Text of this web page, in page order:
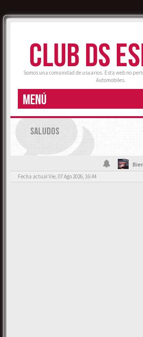
CLUB DS
Somos una comunidad de usuarios. Esta web no
Automobiles.
MENÚ
SALUDOS
Fecha actual Vie, 07 Ago 2026, 16:44